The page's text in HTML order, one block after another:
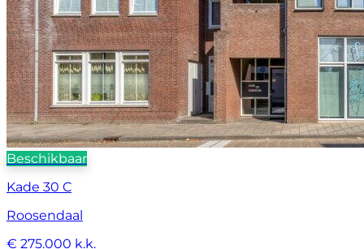
Beschikbaar
Kade 30 C
Roosendaal
€ 275.000 k.k.